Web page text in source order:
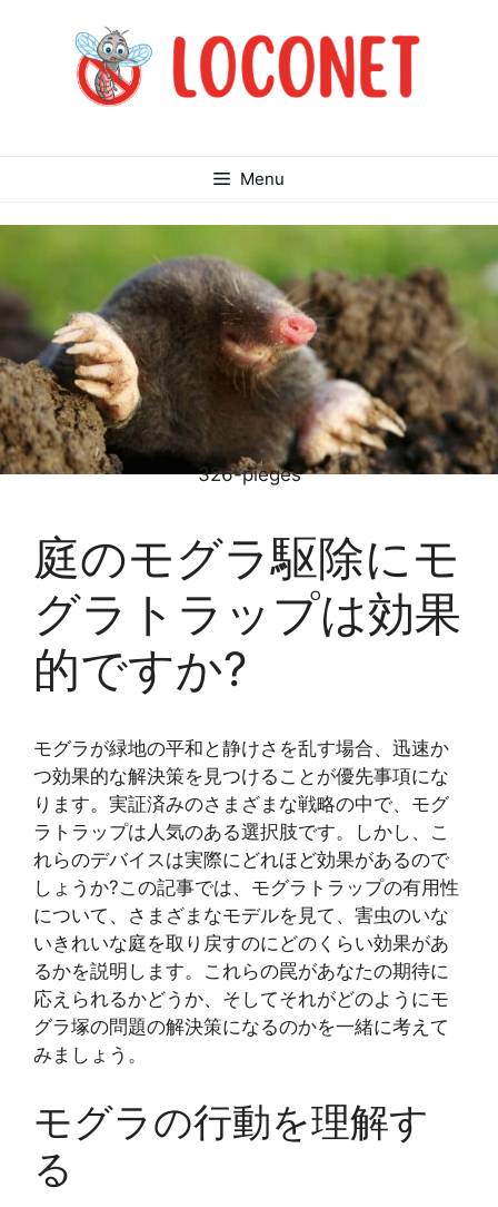
Menu
326-pieges
庭のモグラ駆除にモ
グラトラップは効果
的ですか?
モグラが緑地の平和と静けさを乱す場合、迅速か
つ効果的な解決策を見つけることが優先事項にな
ります。実証済みのさまざまな戦略の中で、モグ
ラトラップは人気のある選択肢です。しかし、こ
れらのデバイスは実際にどれほど効果があるので
しょうか?この記事では、モグラトラップの有用性
について、さまざまなモデルを見て、害虫のいな
いきれいな庭を取り戻すのにどのくらい効果があ
るかを説明します。これらの罠があなたの期待に
応えられるかどうか、そしてそれがどのようにモ
グラ塚の問題の解決策になるのかを一緒に考えて
みましょう。
モグラの行動を理解す
る